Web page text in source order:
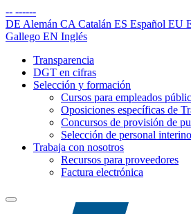
-- ------
DE Alemán CA Catalán ES Español EU
Gallego EN Inglés
Transparencia
DGT en cifras
Selección y formación
Cursos para empleados
Oposiciones específicas de
Concursos de provisión de
Selección de personal interino
Trabaja con nosotros
Recursos para proveedores
Factura electrónica